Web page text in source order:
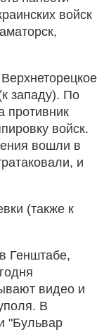
войск
западу). По
противник
войск.
вошли в
и
(также к
Генштабе,
видео и
В
"Бульвар